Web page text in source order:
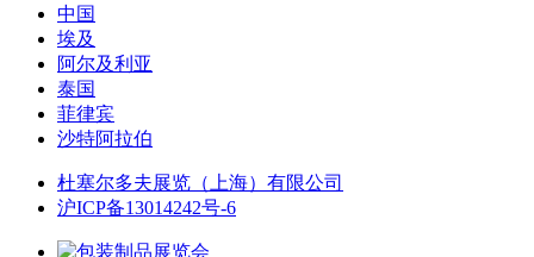
中国
埃及
阿尔及利亚
泰国
菲律宾
沙特阿拉伯
杜塞尔多夫展览（上海）有限公司
沪ICP备13014242号-6